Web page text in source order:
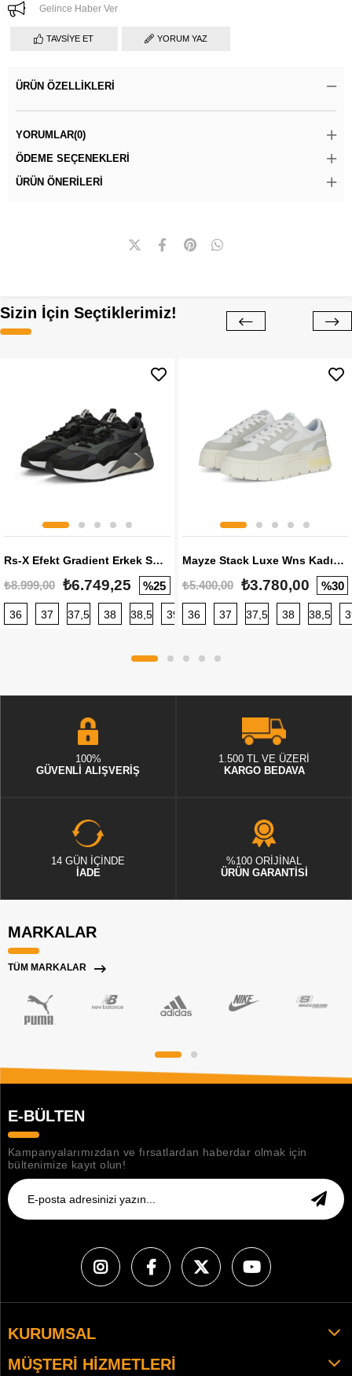
Gelince Haber Ver
TAVSIYE ET YORUM YAZ
ÜRÜN ÖZELLIKLERI
YORUMLAR(0)
ÖDEME SEÇENEKLERI
ÜRÜN ÖNERILERI
Sizin İçin Seçtiklerimiz!
Rs-X Efekt Gradient Erkek Sneaker
₺8.999,00 ₺6.749,25 %25
36 37 37,5 38 38,5 39 40 40,5 41 42 42,5
Mayze Stack Luxe Wns Kadın Sneaker
₺5.400,00 ₺3.780,00 %30
36 37 37,5 38 38,5
100%
GÜVENLİ ALIŞVERİŞ
1.500 TL VE ÜZERİ
KARGO BEDAVA
14 GÜN İÇİNDE
İADE
%100 ORİJİNAL
ÜRÜN GARANTİSİ
MARKALAR
TÜM MARKALAR
E-BÜLTEN
Kampanyalarımızdan ve fırsatlardan haberdar olmak için
bültenimize kayıt olun!
KURUMSAL
MÜŞTERI HIZMETLERI